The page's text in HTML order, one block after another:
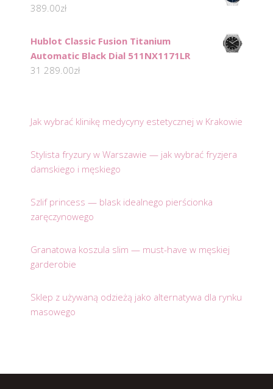
389.00zł
Hublot Classic Fusion Titanium
Automatic Black Dial 511NX1171LR
31 289.00zł
Jak wybrać klinikę medycyny estetycznej w Krakowie
Stylista fryzury w Warszawie — jak wybrać fryzjera
damskiego i męskiego
Szlif princess — blask idealnego pierścionka
zaręczynowego
Granatowa koszula slim — must-have w męskiej
garderobie
Sklep z używaną odzieżą jako alternatywa dla rynku
masowego